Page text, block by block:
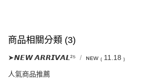
商品相關分類 (3)
➤𝙉𝙀𝙒 𝘼𝙍𝙍𝙄𝙑𝘼𝙇²⁵ ɴᴇᴡ ₍ 11.18 ₎
人氣商品推薦